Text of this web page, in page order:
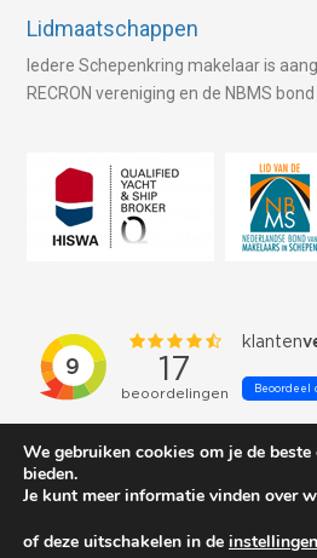
Lidmaatschappen
Iedere Schepenkring makelaar is
RECRON vereniging en de NBMS
We gebruiken cookies om je de
bieden.
Je kunt meer informatie vinden over
of deze uitschakelen in de instellingen